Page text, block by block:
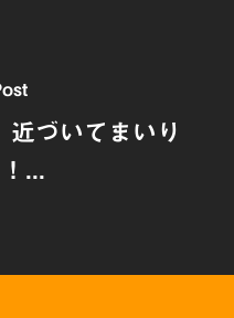
近づいてまいり
...